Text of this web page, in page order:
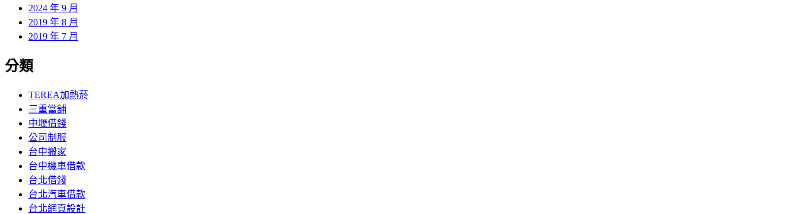
2024 年 9 月
2019 年 8 月
2019 年 7 月
分類
TEREA加熱菸
三重當舖
中壢借錢
公司制服
台中搬家
台中機車借款
台北借錢
台北汽車借款
台北網頁設計